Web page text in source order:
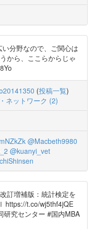
分野なので、ご関心は
から、ここらからじゃ
(投稿一覧)
ネットワーク (2)
@Macbeth9980
@kuanyi_vet
訂増補版：統計検定を
https://t.co/wj5thf4jQE
研究センター #国内MBA